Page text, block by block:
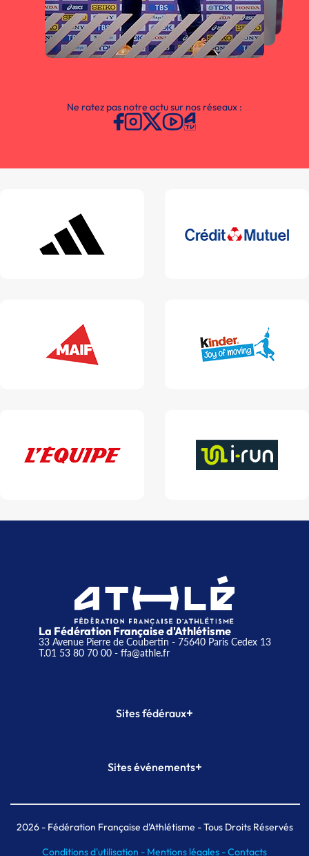
Ne ratez pas notre actu sur nos réseaux :
La Fédération Française d'Athlétisme
33 Avenue Pierre de Coubertin - 75640 Paris Cedex 13
T.01 53 80 70 00- ffa@athle.fr
Sites fédéraux+
Plateforme Formation
Sites événements+
Meeting de Paris indoor
MAIF Ekiden de Paris
2026- Fédération Française d'Athlétisme - Tous Droits Réservés
Conditions d'utilisation - Mentions légales -Contacts